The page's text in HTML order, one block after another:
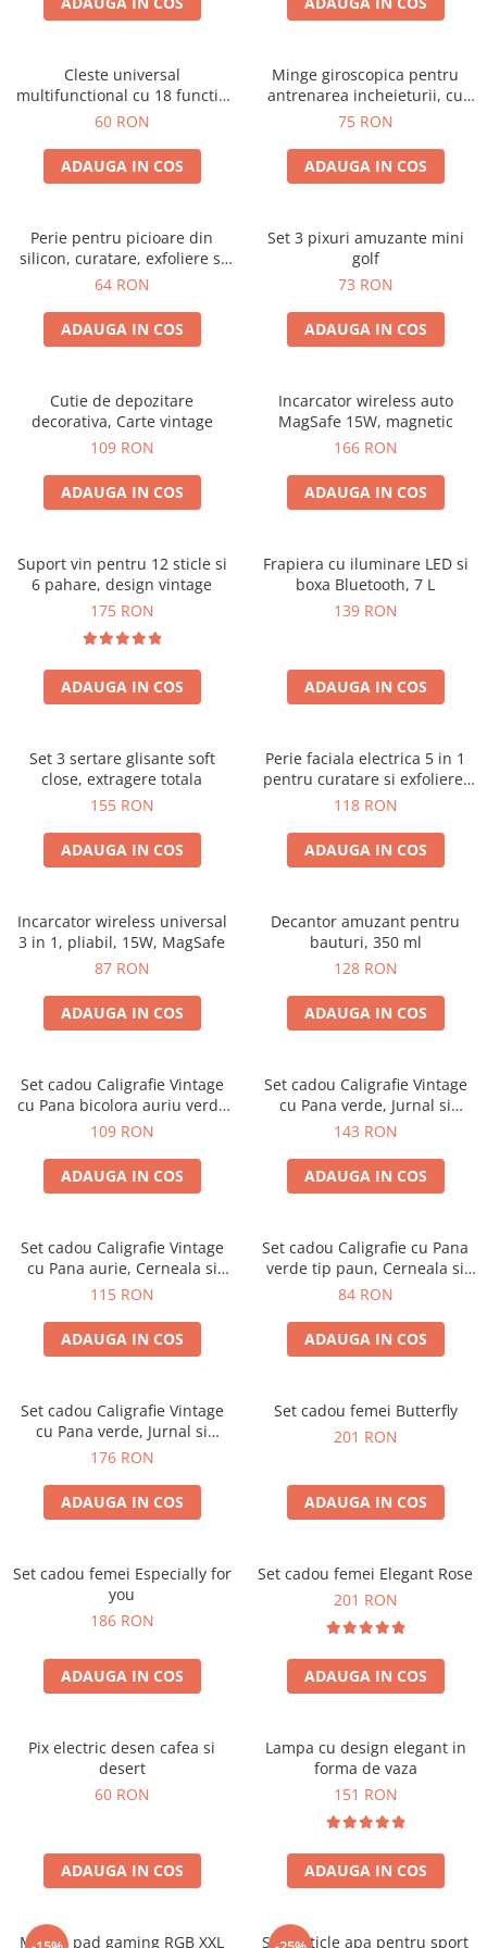
Cadouri Fete
Cadouri Haioase
Cadouri pentru Nasi
Cadouri pentru Prieteni
Cadouri pentru Sefi
Cel ce are tot
Cadouri Nunta si Cununie civila
Cani si Termosuri
Produse pentru Calatorie
Seturi de caligrafie
Cadouri Sfanta Ana
Cadouri Constantin si Elena
Cadouri Sfintii Mihail si Gavriil
Cleste universal
multifunctional cu 18 functii,
pliabil
60 RON
ADAUGA IN COS
Minge giroscopica pentru
antrenarea incheieturii, cu
iluminare RGB
75 RON
ADAUGA IN COS
Perie pentru picioare din
silicon, curatare, exfoliere si
masaj
64 RON
ADAUGA IN COS
Set 3 pixuri amuzante mini
golf
73 RON
ADAUGA IN COS
Cutie de depozitare
decorativa, Carte vintage
109 RON
ADAUGA IN COS
Incarcator wireless auto
MagSafe 15W, magnetic
166 RON
ADAUGA IN COS
Suport vin pentru 12 sticle si
6 pahare, design vintage
175 RON
ADAUGA IN COS
Frapiera cu iluminare LED si
boxa Bluetooth, 7 L
139 RON
ADAUGA IN COS
Set 3 sertare glisante soft
close, extragere totala
155 RON
ADAUGA IN COS
Perie faciala electrica 5 in 1
pentru curatare si exfoliere,
cu vibratii, reincarcabila
118 RON
ADAUGA IN COS
Incarcator wireless universal
3 in 1, pliabil, 15W, MagSafe
87 RON
ADAUGA IN COS
Decantor amuzant pentru
bauturi, 350 ml
128 RON
ADAUGA IN COS
Set cadou Caligrafie Vintage
cu Pana bicolora auriu verde
si Accesorii pentru Sigiliu, 5
109 RON
ADAUGA IN COS
Set cadou Caligrafie Vintage
cu Pana verde, Jurnal si
Suport pentru stilou, 9 piese
143 RON
ADAUGA IN COS
Set cadou Caligrafie Vintage
cu Pana aurie, Cerneala si
Stampila, 5 piese
115 RON
ADAUGA IN COS
Set cadou Caligrafie cu Pana
verde tip paun, Cerneala si
Cutie Vintage, 3 piese
84 RON
ADAUGA IN COS
Set cadou Caligrafie Vintage
cu Pana verde, Jurnal si
Stampila pentru Ceara, Set
176 RON
ADAUGA IN COS
Set cadou femei Butterfly
201 RON
ADAUGA IN COS
Set cadou femei Especially for
you
186 RON
ADAUGA IN COS
Set cadou femei Elegant Rose
201 RON
ADAUGA IN COS
Pix electric desen cafea si
desert
60 RON
ADAUGA IN COS
Lampa cu design elegant in
forma de vaza
151 RON
ADAUGA IN COS
Mouse pad gaming RGB XXL Set 3 sticle apa pentru sport